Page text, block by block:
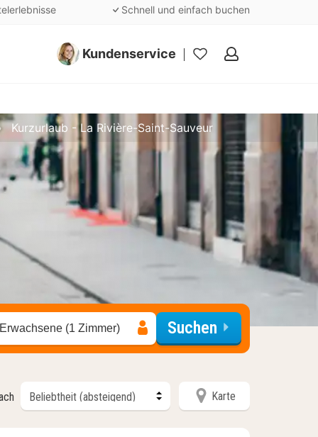
Schnell und einfach buchen
Kundenservice
Meine
Kurzurlaub - La Rivière-Saint-Sauveur
(1 Zimmer) Suchen
Karte